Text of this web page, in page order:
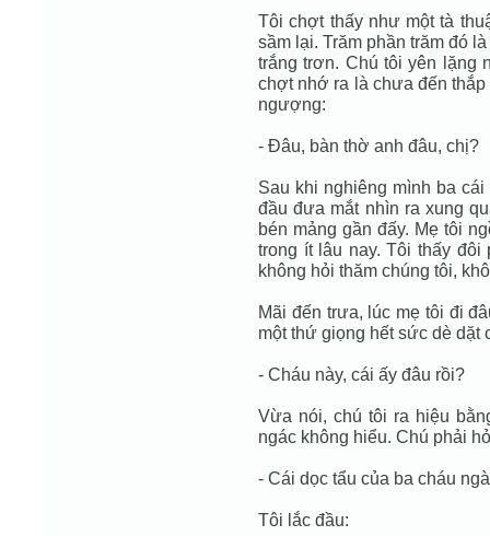
Tôi chợt thấy như một tà
sầm lại. Trăm phần trăm đó
trắng trơn. Chú tôi yên lặng
chợt nhớ ra là chưa đến
ngượng:
- Đâu, bàn thờ anh đâu, chị?
Sau khi nghiêng mình ba
đầu đưa mắt nhìn ra xung
bén mảng gần đấy. Mẹ tôi
trong ít lâu nay. Tôi thấy
không hỏi thăm chúng tôi,
Mãi đến trưa, lúc mẹ tôi đi
một thứ giọng hết sức dè
- Cháu này, cái ấy đâu rồi?
Vừa nói, chú tôi ra hiệu
ngác không hiểu. Chú phải
- Cái dọc tẩu của ba cháu
Tôi lắc đầu: